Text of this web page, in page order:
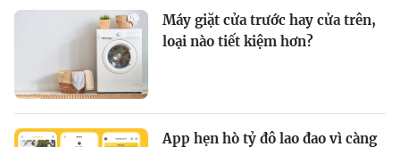
Máy giặt cửa trước hay cửa trên,
loại nào tiết kiệm hơn?
App hẹn hò tỷ đô lao đao vì càng